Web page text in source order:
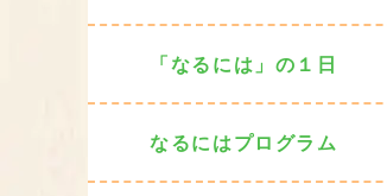
「なるには」の１日
なるにはプログラム